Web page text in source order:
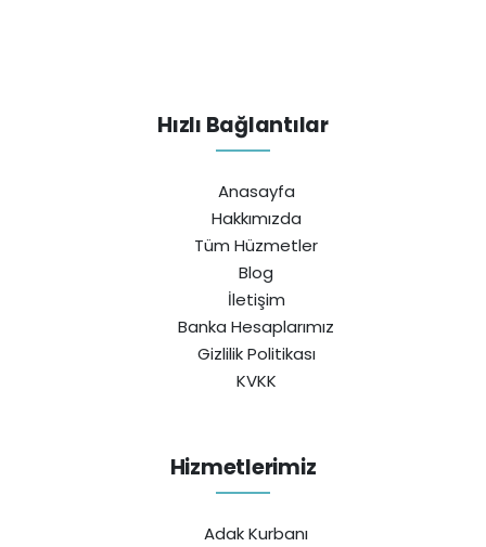
Hızlı Bağlantılar
Anasayfa
Hakkımızda
Tüm Hüzmetler
Blog
İletişim
Banka Hesaplarımız
Gizlilik Politikası
KVKK
Hizmetlerimiz
Adak Kurbanı